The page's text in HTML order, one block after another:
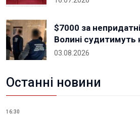
$7000 за
Волині судитимуть
03.08.2026
Останні новини
16:30